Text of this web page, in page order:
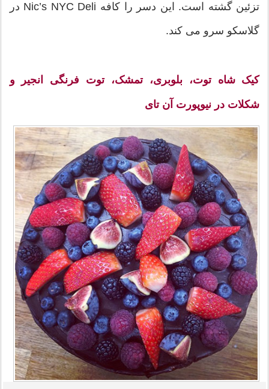
تزئین گشته است. این دسر را کافه Nic’s NYC Deli در
گلاسکو سرو می کند.
کیک شاه توت، بلوبری، تمشک، توت فرنگی انجیر و
شکلات در نیوپورت آن تای